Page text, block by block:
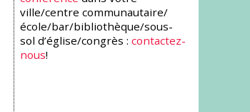
ville/centre communautaire/
école/bar/bibliothèque/sous-
sol d’église/congrès :contactez-
nous!